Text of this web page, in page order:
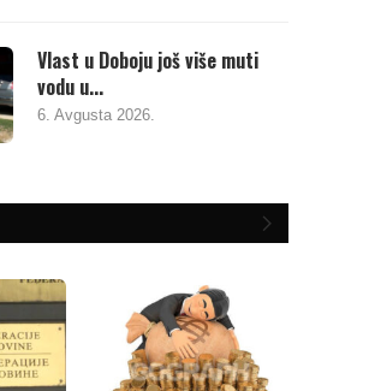
Vlast u Doboju još više muti
vodu u...
6. Avgusta 2026.